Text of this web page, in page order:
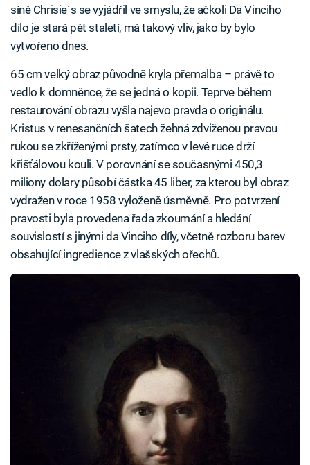
síně Chrisie´s se vyjádřil ve smyslu, že ačkoli Da Vinciho
dílo je stará pět staletí, má takový vliv, jako by bylo
vytvořeno dnes.
65 cm velký obraz původně kryla přemalba – právě to
vedlo k domněnce, že se jedná o kopii. Teprve během
restaurování obrazu vyšla najevo pravda o originálu.
Kristus v renesančních šatech žehná zdviženou pravou
rukou se zkříženými prsty, zatímco v levé ruce drží
křišťálovou kouli. V porovnání se současnými 450,3
miliony dolary působí částka 45 liber, za kterou byl obraz
vydražen v roce 1958 vyloženě úsměvně. Pro potvrzení
pravosti byla provedena řada zkoumání a hledání
souvislostí s jinými da Vinciho díly, včetně rozboru barev
obsahující ingredience z vlašských ořechů.